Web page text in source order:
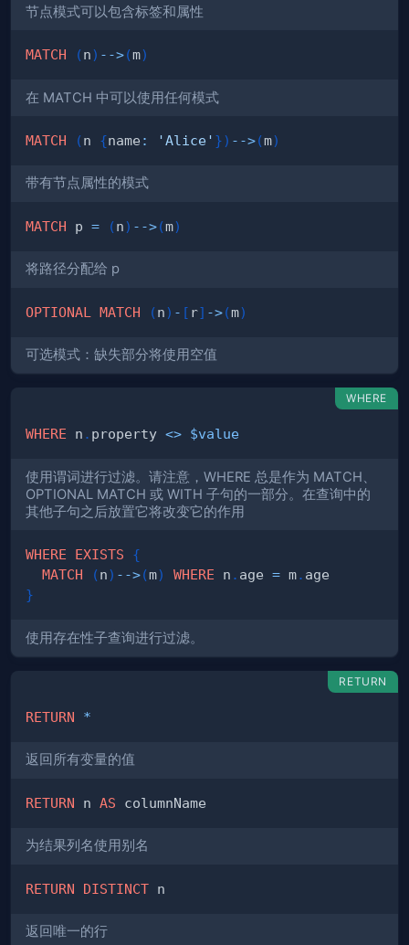
节点模式可以包含标签和属性
MATCH (n) -->(m)
在 MATCH 中可以使用任何模式
MATCH (n {name : 'Alice' }) -->(m)
带有节点属性的模式
MATCH p = (n) -->(m)
将路径分配给 p
OPTIONAL MATCH (n) - [ r] ->(m)
可选模式：缺失部分将使用空值
WHERE
WHERE n . property <> $value
使用谓词进行过滤。请注意，WHERE 总是作为 MATCH、
OPTIONAL MATCH 或 WITH 子句的一部分。在查询中的
其他子句之后放置它将改变它的作用
WHERE EXISTS
{
MATCH
(n) -->(m) WHERE n . age = m.
}
使用存在性子查询进行过滤。
RETURN
RETURN *
返回所有变量的值
RETURN n AS
为结果列名使用别名
RETURN DISTINCT
返回唯一的行